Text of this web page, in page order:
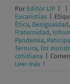
Por Editor LIP
Eucaristías
Ética, Desigualdad,
Fraternidad,
Pandemia,
Ternura, Un
cotidiana
Leer más